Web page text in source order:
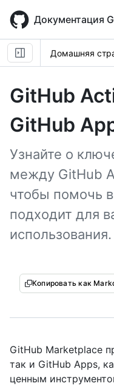
main
content
Документация
Домашняя
GitHub
GitHub
Узнайте о
между GitHub
чтобы помочь
подходит для
использования.
Копировать как
GitHub Marketplace
так и GitHub Apps,
ценным